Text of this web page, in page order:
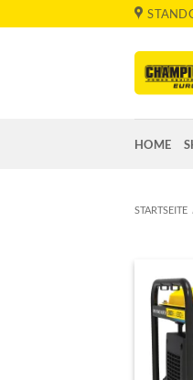
Inhalt
HOME
STARTSEITE